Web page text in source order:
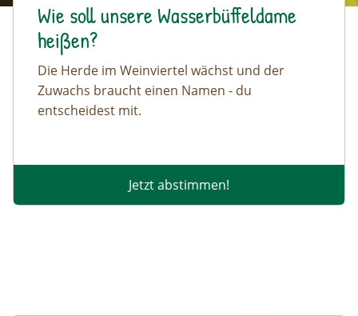
Wie soll unsere Wasserbüffeldame
heißen?
Die Herde im Weinviertel wächst und der
Zuwachs braucht einen Namen - du
entscheidest mit.
Jetzt abstimmen!